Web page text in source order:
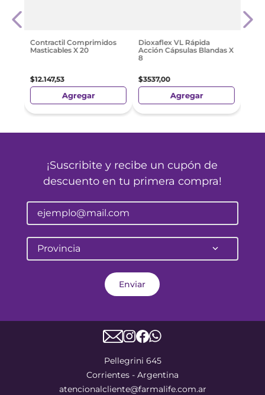
Contractil Comprimidos
Masticables X 20
$12.147,53
Agregar
Dioxaflex VL Rápida
Acción Cápsulas Blandas X
8
$3537,00
Agregar
¡Suscribite y recibe un cupón de
descuento en tu primera compra!
Provincia
Enviar
Pellegrini 645
Corrientes - Argentina
atencionalcliente@farmalife.com.ar